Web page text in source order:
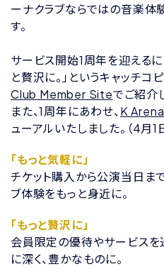
ーナクラブならではの音楽体
す。
サービス開始1周年を迎えるに
と贅沢に。」というキャッチ
Club Member Siteでご紹介
また、1周年にあわせ、 K
ューアルいたしました。（4月1
「もっと気軽に」
チケット購入から公演当日ま
ブ体験をもっと身近に。
「もっと贅沢に」
会員限定の優待やサービスを
に深く、豊かなものに。